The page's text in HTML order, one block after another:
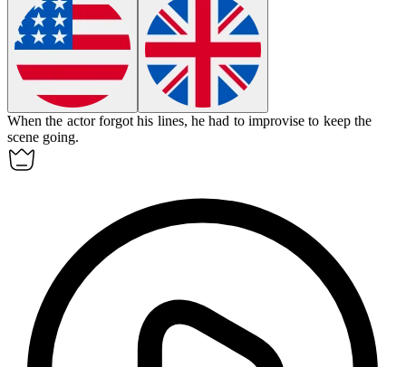
When the actor forgot his lines, he had to improvise to keep the
scene going.